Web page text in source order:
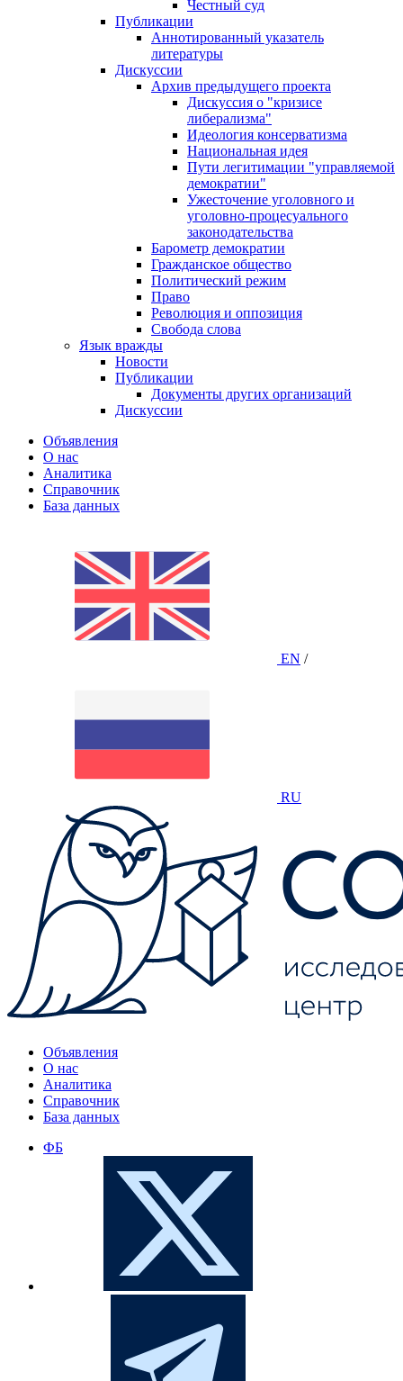
Честный суд
Публикации
Аннотированный указатель
литературы
Дискуссии
Архив предыдущего проекта
Дискуссия о "кризисе
либерализма"
Идеология консерватизма
Национальная идея
Пути легитимации "управляемой
демократии"
Ужесточение уголовного и
уголовно-процесуального
законодательства
Барометр демократии
Гражданское общество
Политический режим
Право
Революция и оппозиция
Свобода слова
Язык вражды
Новости
Публикации
Документы других организаций
Дискуссии
Объявления
О нас
Аналитика
Справочник
База данных
EN /
RU
Объявления
О нас
Аналитика
Справочник
База данных
ФБ